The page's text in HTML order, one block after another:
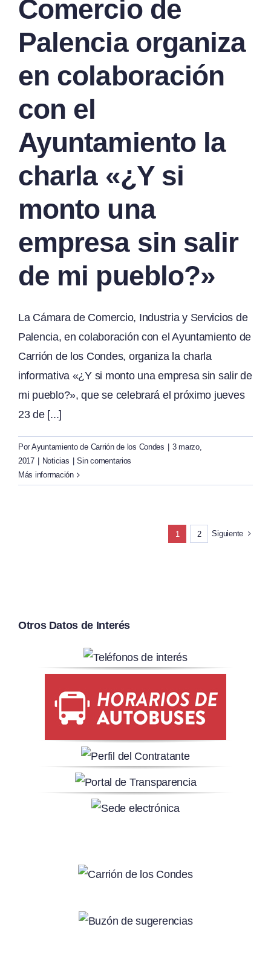
Comercio de
Palencia organiza
en colaboración
con el
Ayuntamiento la
charla «¿Y si
monto una
empresa sin salir
de mi pueblo?»
La Cámara de Comercio, Industria y Servicios de
Palencia, en colaboración con el Ayuntamiento de
Carrión de los Condes, organiza la charla
informativa «¿Y si monto una empresa sin salir de
mi pueblo?», que se celebrará el próximo jueves
23 de [...]
Por Ayuntamiento de Carrión de los Condes
3 marzo,
2017
Noticias
Sin comentarios
Más información
1 2 Siguiente
Otros Datos de Interés